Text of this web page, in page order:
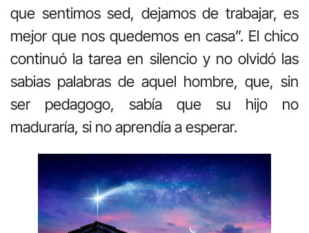
que sentimos sed, dejamos de trabajar, es
mejor que nos quedemos en casa”. El chico
continuó la tarea en silencio y no olvidó las
sabias palabras de aquel hombre, que, sin
ser pedagogo, sabía que su hijo no
maduraría, si no aprendía a esperar.